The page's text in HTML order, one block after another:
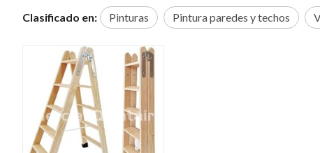
Clasificado en: Pinturas Pintura paredes y techos